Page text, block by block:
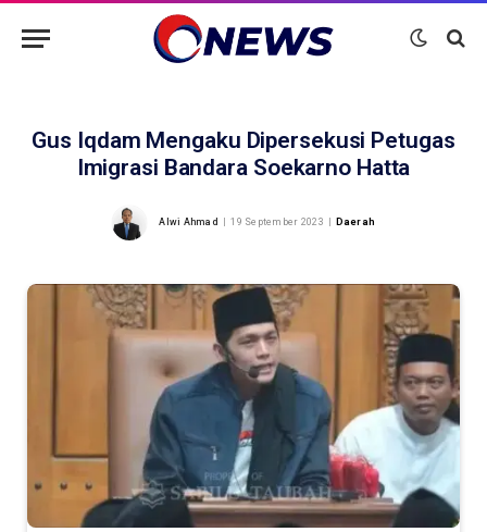
Gus Iqdam Mengaku Dipersekusi Petugas
Imigrasi Bandara Soekarno Hatta
Alwi Ahmad 19 September 2023 Daerah